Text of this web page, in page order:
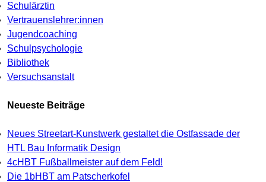
Schulärztin
Vertrauenslehrer:innen
Jugendcoaching
Schulpsychologie
Bibliothek
Versuchsanstalt
Neueste Beiträge
Neues Streetart-Kunstwerk gestaltet die Ostfassade der
HTL Bau Informatik Design
4cHBT Fußballmeister auf dem Feld!
Die 1bHBT am Patscherkofel